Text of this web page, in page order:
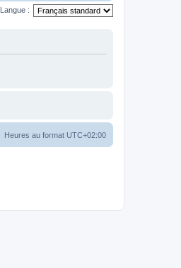
Langue :
Heures au format UTC+02:00